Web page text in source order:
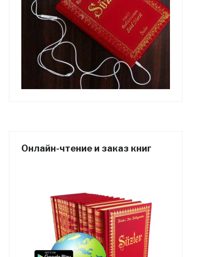
Онлайн-чтение и заказ книг